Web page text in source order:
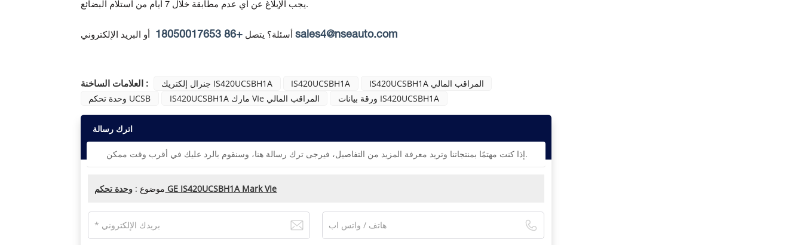
يجب الإبلاغ عن أي عدم مطابقة خلال 7 أيام من استلام البضائع.
أسئلة؟ يتصل+86 18050017653 أو البريد الإلكتروني sales4@nseauto.com
العلامات الساخنة : جنرال إلكتريك IS420UCSBH1A IS420UCSBH1A
IS420UCSBH1A المراقب المالي
وحدة تحكم UCSB
IS420UCSBH1A مارك VIe المراقب المالي ورقة بيانات IS420UCSBH1A
اترك رسالة
إذا كنت مهتمًا بمنتجاتنا وتريد معرفة المزيد من التفاصيل، فيرجى ترك رسالة هنا، وسنقوم بالرد عليك في أقرب وقت ممكن.
موضوع : وحدة تحكم GE IS420UCSBH1A Mark VIe